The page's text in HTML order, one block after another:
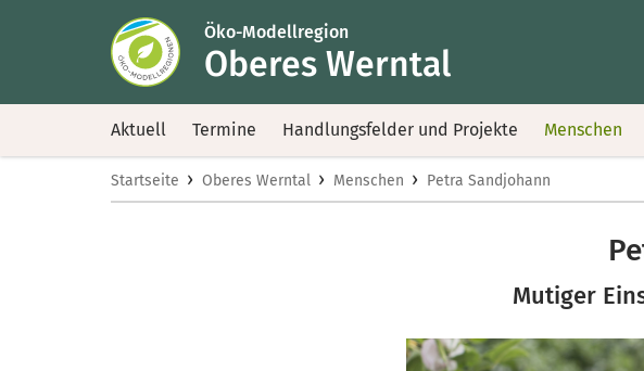
Öko-Modellregion
Oberes Werntal
Aktuell Termine Handlungsfelder und Projekte Menschen
Startseite › Oberes Werntal › Menschen › Petra Sandjohann
Mutiger